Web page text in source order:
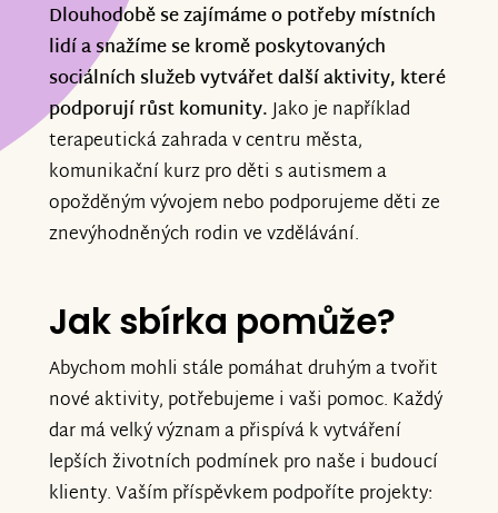
Dlouhodobě se zajímáme o potřeby místních
lidí a snažíme se kromě poskytovaných
sociálních služeb vytvářet další aktivity, které
podporují růst komunity.Jako je například
terapeutická zahrada v centru města,
komunikační kurz pro děti s autismem a
opožděným vývojem nebo podporujeme děti ze
znevýhodněných rodin ve vzdělávání.
Jak sbírka pomůže?
Abychom mohli stále pomáhat druhým a tvořit
nové aktivity, potřebujeme i vaši pomoc. Každý
dar má velký význam a přispívá k vytváření
lepších životních podmínek pro naše i budoucí
klienty. Vaším příspěvkem podpoříte projekty: